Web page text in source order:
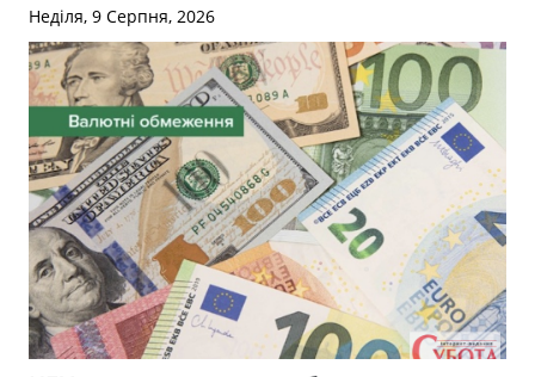
Неділя, 9 Серпня, 2026